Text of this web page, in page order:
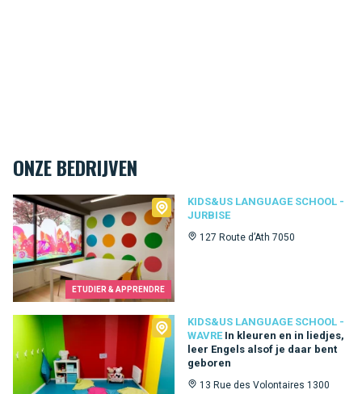
ONZE BEDRIJVEN
ETUDIER & APPRENDRE
KIDS&US LANGUAGE SCHOOL -
JURBISE
127 Route d’Ath 7050
Kids&Us language school - Jurbise
KIDS&US LANGUAGE SCHOOL -
WAVRE In kleuren en in liedjes,
leer Engels alsof je daar bent
geboren
13 Rue des Volontaires 1300
Kids&Us language school - Wavre